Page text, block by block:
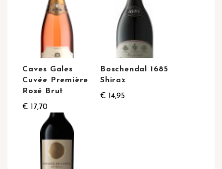
Caves Gales
Cuvée Première
Rosé Brut
€ 17,70
Boschendal 1685
Shiraz
€ 14,95